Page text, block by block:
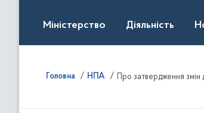
Міністерство Діяльність
Головна НПА